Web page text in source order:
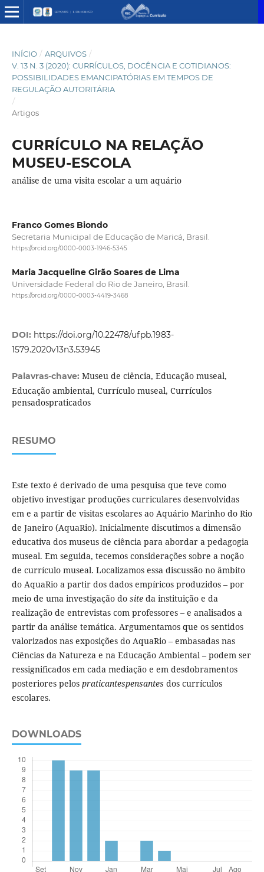
INÍCIO / ARQUIVOS /
V. 13 N. 3 (2020): CURRÍCULOS, DOCÊNCIA E COTIDIANOS:
POSSIBILIDADES EMANCIPATÓRIAS EM TEMPOS DE
REGULAÇÃO AUTORITÁRIA
/
Artigos
CURRÍCULO NA RELAÇÃO
MUSEU-ESCOLA
análise de uma visita escolar a um aquário
Franco Gomes Biondo
Secretaria Municipal de Educação de Maricá, Brasil.
https://orcid.org/0000-0003-1946-5345
Maria Jacqueline Girão Soares de Lima
Universidade Federal do Rio de Janeiro, Brasil.
https://orcid.org/0000-0003-4419-3468
DOI: https://doi.org/10.22478/ufpb.1983-
1579.2020v13n3.53945
Palavras-chave: Museu de ciência, Educação museal,
Educação ambiental, Currículo museal, Currículos
pensadospraticados
RESUMO
Este texto é derivado de uma pesquisa que teve como
objetivo investigar produções curriculares desenvolvidas
em e a partir de visitas escolares ao Aquário Marinho do Rio
de Janeiro (AquaRio). Inicialmente discutimos a dimensão
educativa dos museus de ciência para abordar a pedagogia
museal. Em seguida, tecemos considerações sobre a noção
de currículo museal. Localizamos essa discussão no âmbito
do AquaRio a partir dos dados empíricos produzidos – por
meio de uma investigação do siteda instituição e da
realização de entrevistas com professores – e analisados a
partir da análise temática. Argumentamos que os sentidos
valorizados nas exposições do AquaRio – embasadas nas
Ciências da Natureza e na Educação Ambiental – podem ser
ressignificados em cada mediação e em desdobramentos
posteriores pelos praticantespensantes dos currículos
escolares.
DOWNLOADS